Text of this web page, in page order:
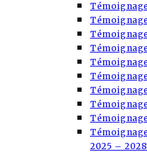
2025 – 2028